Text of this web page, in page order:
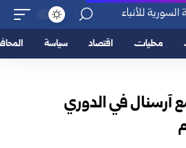
محليات اقتصاد سياسة
آرسنال في الدوري